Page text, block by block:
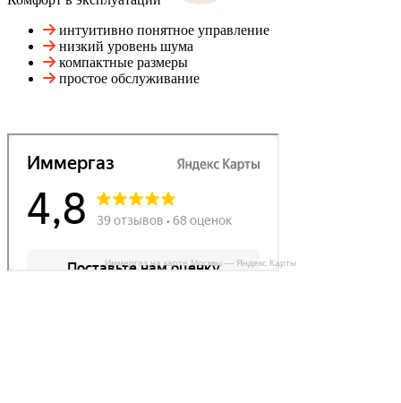
интуитивно понятное управление
низкий уровень шума
компактные размеры
простое обслуживание
Иммергаз на карте Москвы — Яндекс Карты